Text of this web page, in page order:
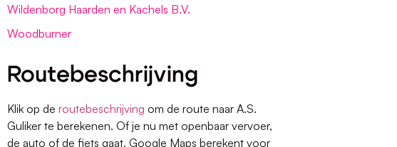
Wildenborg Haarden en Kachels B.V.
Woodburner
Routebeschrijving
Klik op de routebeschrijving om de route naar A.S.
Guliker te berekenen. Of je nu met openbaar vervoer,
de auto of de fiets gaat, Google Maps berekent voor